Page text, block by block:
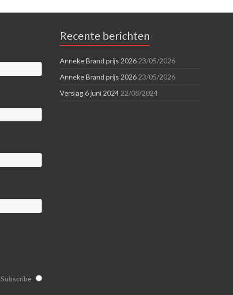
Subscribe
Recente berichten
Anneke Brand prijs 2026 23/05/2026
Anneke Brand prijs 2026 23/05/2026
Verslag 6 juni 2024 22/08/2024